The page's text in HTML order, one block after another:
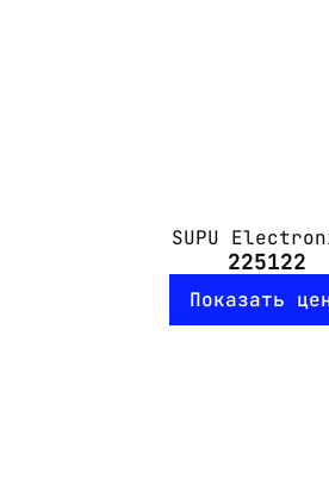
SUPU
225122
Показать